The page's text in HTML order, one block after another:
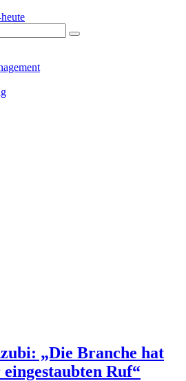
„Die Branche hat
Ruf“